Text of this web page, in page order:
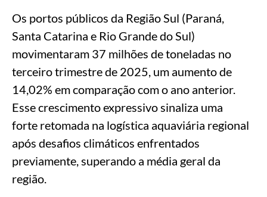
Os portos públicos da Região Sul (Paraná,
Santa Catarina e Rio Grande do Sul)
movimentaram 37 milhões de toneladas no
terceiro trimestre de 2025, um aumento de
14,02% em comparação com o ano anterior.
Esse crescimento expressivo sinaliza uma
forte retomada na logística aquaviária regional
após desafios climáticos enfrentados
previamente, superando a média geral da
região.